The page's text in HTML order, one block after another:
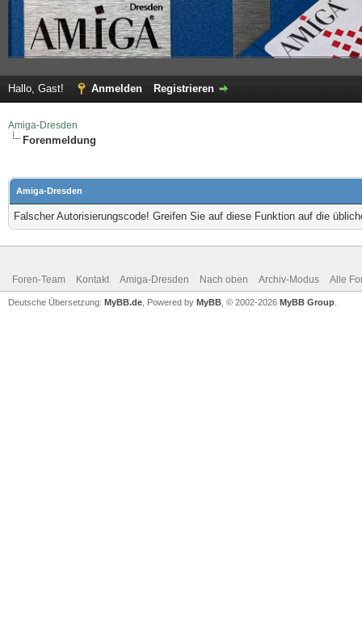
Hallo, Gast! Anmelden Registrieren
Amiga-Dresden
Forenmeldung
Amiga-Dresden
Falscher Autorisierungscode! Greifen Sie auf diese Funktion auf die
Foren-Team Kontakt Amiga-Dresden Nach oben Archiv-Modus Alle
Deutsche Übersetzung: MyBB.de , Powered by MyBB , © 2002-2026 MyBB Group